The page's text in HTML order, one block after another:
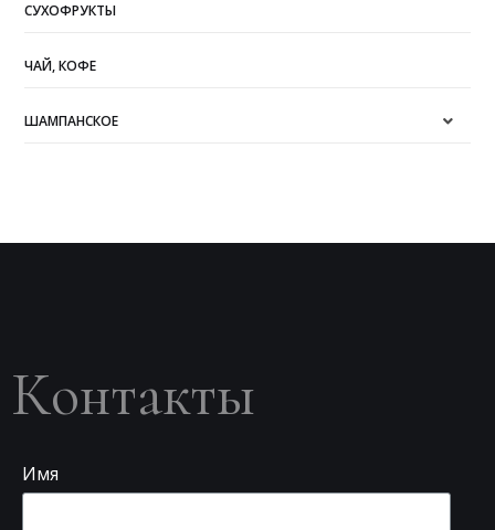
СУХОФРУКТЫ
ЧАЙ, КОФЕ
ШАМПАНСКОЕ
Контакты
Имя